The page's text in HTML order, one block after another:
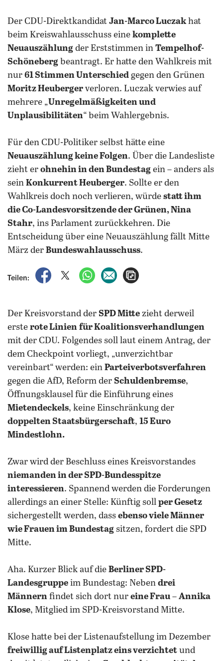
Der CDU-Direktkandidat Jan-Marco Luczakhat
beim Kreiswahlausschuss eine komplette
Neuauszählung der Erststimmen in Tempelhof-
Schöneberg beantragt. Er hatte den Wahlkreis mit
nur 61 Stimmen Unterschied gegen den Grünen
Moritz Heuberger verloren. Luczak verwies auf
mehrere „Unregelmäßigkeiten und
Unplausibilitäten“ beim Wahlergebnis.
Für den CDU-Politiker selbst hätte eine
Neuauszählung keine Folgen. Über die Landesliste
zieht er ohnehin in den Bundestag ein – anders als
sein Konkurrent Heuberger. Sollte er den
Wahlkreis doch noch verlieren, würde statt ihm
die Co-Landesvorsitzende der Grünen, Nina
Stahr, ins Parlament zurückkehren. Die
Entscheidung über eine Neuauszählung fällt Mitte
März der Bundeswahlausschuss.
Teilen:
auf Facebook teilen
auf X teilenper WhatsApp teilen
per E-Mail teilen
Der Kreisvorstand der SPD Mitte zieht derweil
erste rote Linien für Koalitionsverhandlungen
mit der CDU. Folgendes soll laut einem Antrag, der
dem Checkpoint vorliegt, „unverzichtbar
vereinbart“ werden: ein Parteiverbotsverfahren
gegen die AfD, Reform der Schuldenbremse,
Öffnungsklausel für die Einführung eines
Mietendeckels, keine Einschränkung der
doppelten Staatsbürgerschaft, 15 Euro
Mindestlohn.
Zwar wird der Beschluss eines Kreisvorstandes
niemanden in der SPD-Bundesspitze
interessieren. Spannend werden die Forderungen
allerdings an einer Stelle: Künftig soll per Gesetz
sichergestellt werden, dass ebenso viele Männer
wie Frauen im Bundestag sitzen, fordert die SPD
Mitte.
Aha. Kurzer Blick auf die Berliner SPD-
Landesgruppe im Bundestag: Neben drei
Männern findet sich dort nur eine Frau – Annika
Klose, Mitglied im SPD-Kreisvorstand Mitte.
Klose hatte bei der Listenaufstellung im Dezember
freiwillig auf Listenplatz eins verzichtet und